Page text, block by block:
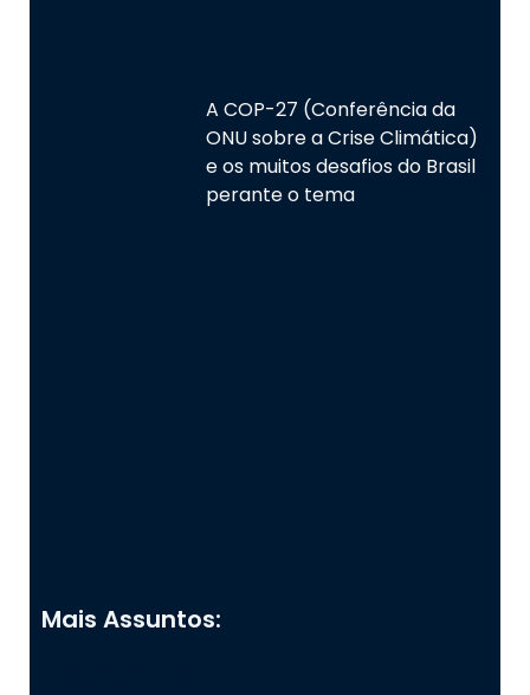
A COP-27 (Conferência da
ONU sobre a Crise Climática)
e os muitos desafios do Brasil
perante o tema
Mais Assuntos: